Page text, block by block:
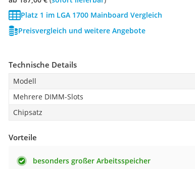
Platz 1 im LGA 1700 Mainboard Vergleich
Preisvergleich und weitere Angebote
Technische Details
Modell
Mehrere DIMM-Slots
Chipsatz
Vorteile
besonders großer Arbeitsspeicher